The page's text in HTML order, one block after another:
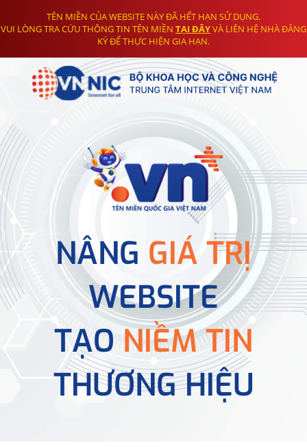
TÊN MIỀN CỦA WEBSITE NÀY ĐÃ HẾT HẠN SỬ DỤNG.
VUI LÒNG TRA CỨU THÔNG TIN TÊN MIỀN TẠI ĐÂYVÀ LIÊN HỆ NHÀ ĐĂNG
KÝ ĐỂ THỰC HIỆN GIA HẠN.
NÂNG GIÁ TRỊ
WEBSITE
TẠONIỀM TIN
THƯƠNG HIỆU